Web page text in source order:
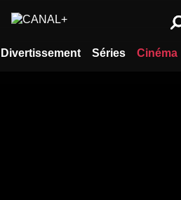
Divertissement Séries Cinéma